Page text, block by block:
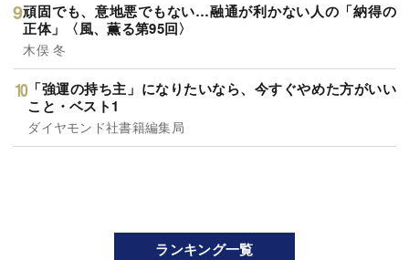
頑固でも、意地悪でもない…融通が利かない人の「納得の
正体」〈風、薫る第95回〉
木俣 冬
「強運の持ち主」になりたいなら、今すぐやめた方がいい
こと・ベスト1
ダイヤモンド社書籍編集局
ランキング一覧